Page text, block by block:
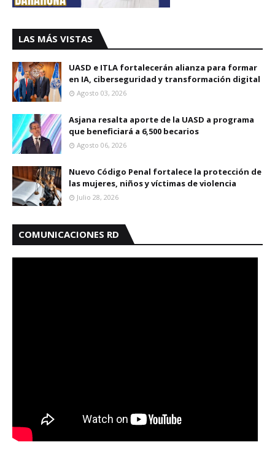
LAS MÁS VISTAS
UASD e ITLA fortalecerán alianza para formar
en IA, ciberseguridad y transformación digital
Agosto 03, 2026
Asjana resalta aporte de la UASD a programa
que beneficiará a 6,500 becarios
Agosto 06, 2026
Nuevo Código Penal fortalece la protección de
las mujeres, niños y víctimas de violencia
Julio 28, 2026
COMUNICACIONES RD